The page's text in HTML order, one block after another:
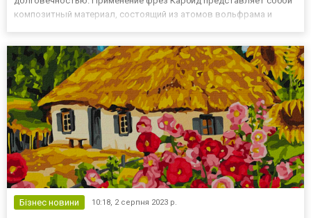
композитный материал, состоящий из атомов вольфрама и
режущих инструментах....
Бізнес новини 10:18, 2 серпня 2023 р.